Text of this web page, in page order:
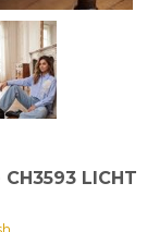
CH3593 LICHT